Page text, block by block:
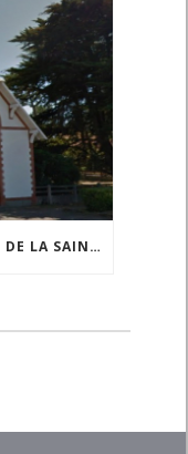
ANNULATION DE LA FÊTE DE LA SAINTE ANNE À COMBERGE